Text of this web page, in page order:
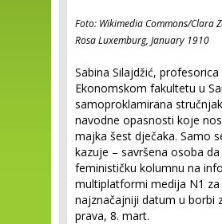
Foto: Wikimedia Commons/Clara
Rosa Luxemburg, January 1910
Sabina Silajdžić, profesorica
Ekonomskom fakultetu u
samoproklamirana
navodne opasnosti koje
majka šest dječaka. Samo
kazuje – savršena osoba da
feminističku kolumnu na
multiplatformi medija N1 za
najznačajniji datum u borbi
prava, 8. mart.